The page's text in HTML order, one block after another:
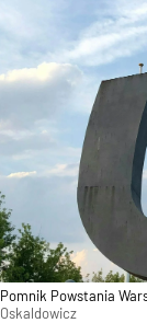
Pomnik Powstania
Oskaldowicz